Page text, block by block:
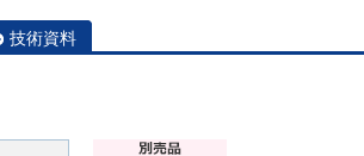
技術資料